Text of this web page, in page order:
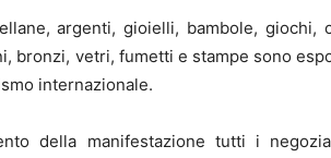
argenti, gioielli, bambole, giochi,
bronzi, vetri, fumetti e stampe sono
internazionale.
della manifestazione tutti i